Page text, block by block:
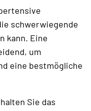
schwerwiegende
kann. Eine
um
eine bestmögliche
Sie das